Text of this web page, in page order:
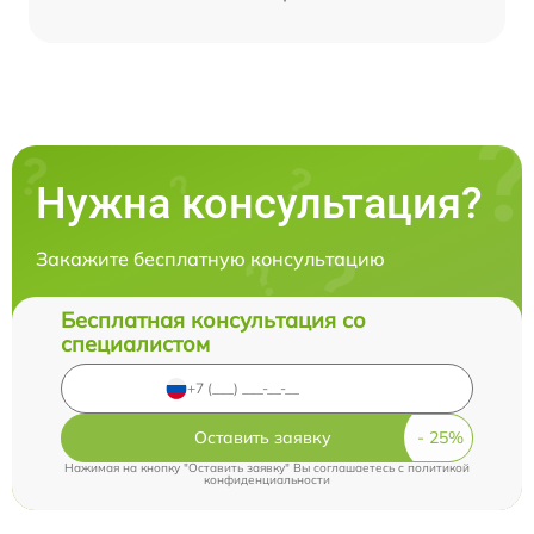
Нужна консультация?
Закажите бесплатную консультацию
Бесплатная консультация со
специалистом
Оставить заявку
Нажимая на кнопку "Оставить заявку" Вы соглашаетесь cполитикой
конфиденциальности